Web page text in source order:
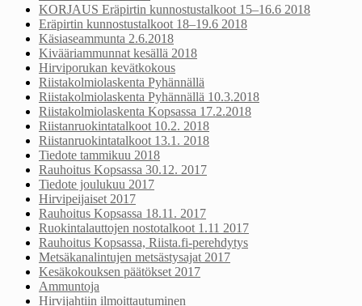
KORJAUS Eräpirtin kunnostustalkoot 15–16.6 2018
Eräpirtin kunnostustalkoot 18–19.6 2018
Käsiaseammunta 2.6.2018
Kivääriammunnat kesällä 2018
Hirviporukan kevätkokous
Riistakolmiolaskenta Pyhännällä
Riistakolmiolaskenta Pyhännällä 10.3.2018
Riistakolmiolaskenta Kopsassa 17.2.2018
Riistanruokintatalkoot 10.2. 2018
Riistanruokintatalkoot 13.1. 2018
Tiedote tammikuu 2018
Rauhoitus Kopsassa 30.12. 2017
Tiedote joulukuu 2017
Hirvipeijaiset 2017
Rauhoitus Kopsassa 18.11. 2017
Ruokintalauttojen nostotalkoot 1.11 2017
Rauhoitus Kopsassa, Riista.fi-perehdytys
Metsäkanalintujen metsästysajat 2017
Kesäkokouksen päätökset 2017
Ammuntoja
Hirvijahtiin ilmoittautuminen